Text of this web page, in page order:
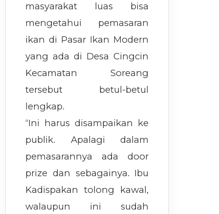
masyarakat luas bisa
mengetahui pemasaran
ikan di Pasar Ikan Modern
yang ada di Desa Cingcin
Kecamatan Soreang
tersebut betul-betul
lengkap.
“Ini harus disampaikan ke
publik. Apalagi dalam
pemasarannya ada door
prize dan sebagainya. Ibu
Kadispakan tolong kawal,
walaupun ini sudah